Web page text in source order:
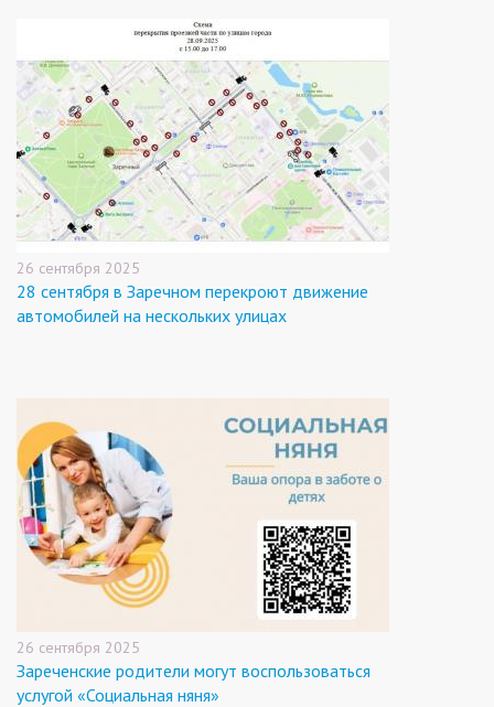
26 сентября 2025
28 сентября в Заречном перекроют движение
автомобилей на нескольких улицах
26 сентября 2025
Зареченские родители могут воспользоваться
услугой «Социальная няня»